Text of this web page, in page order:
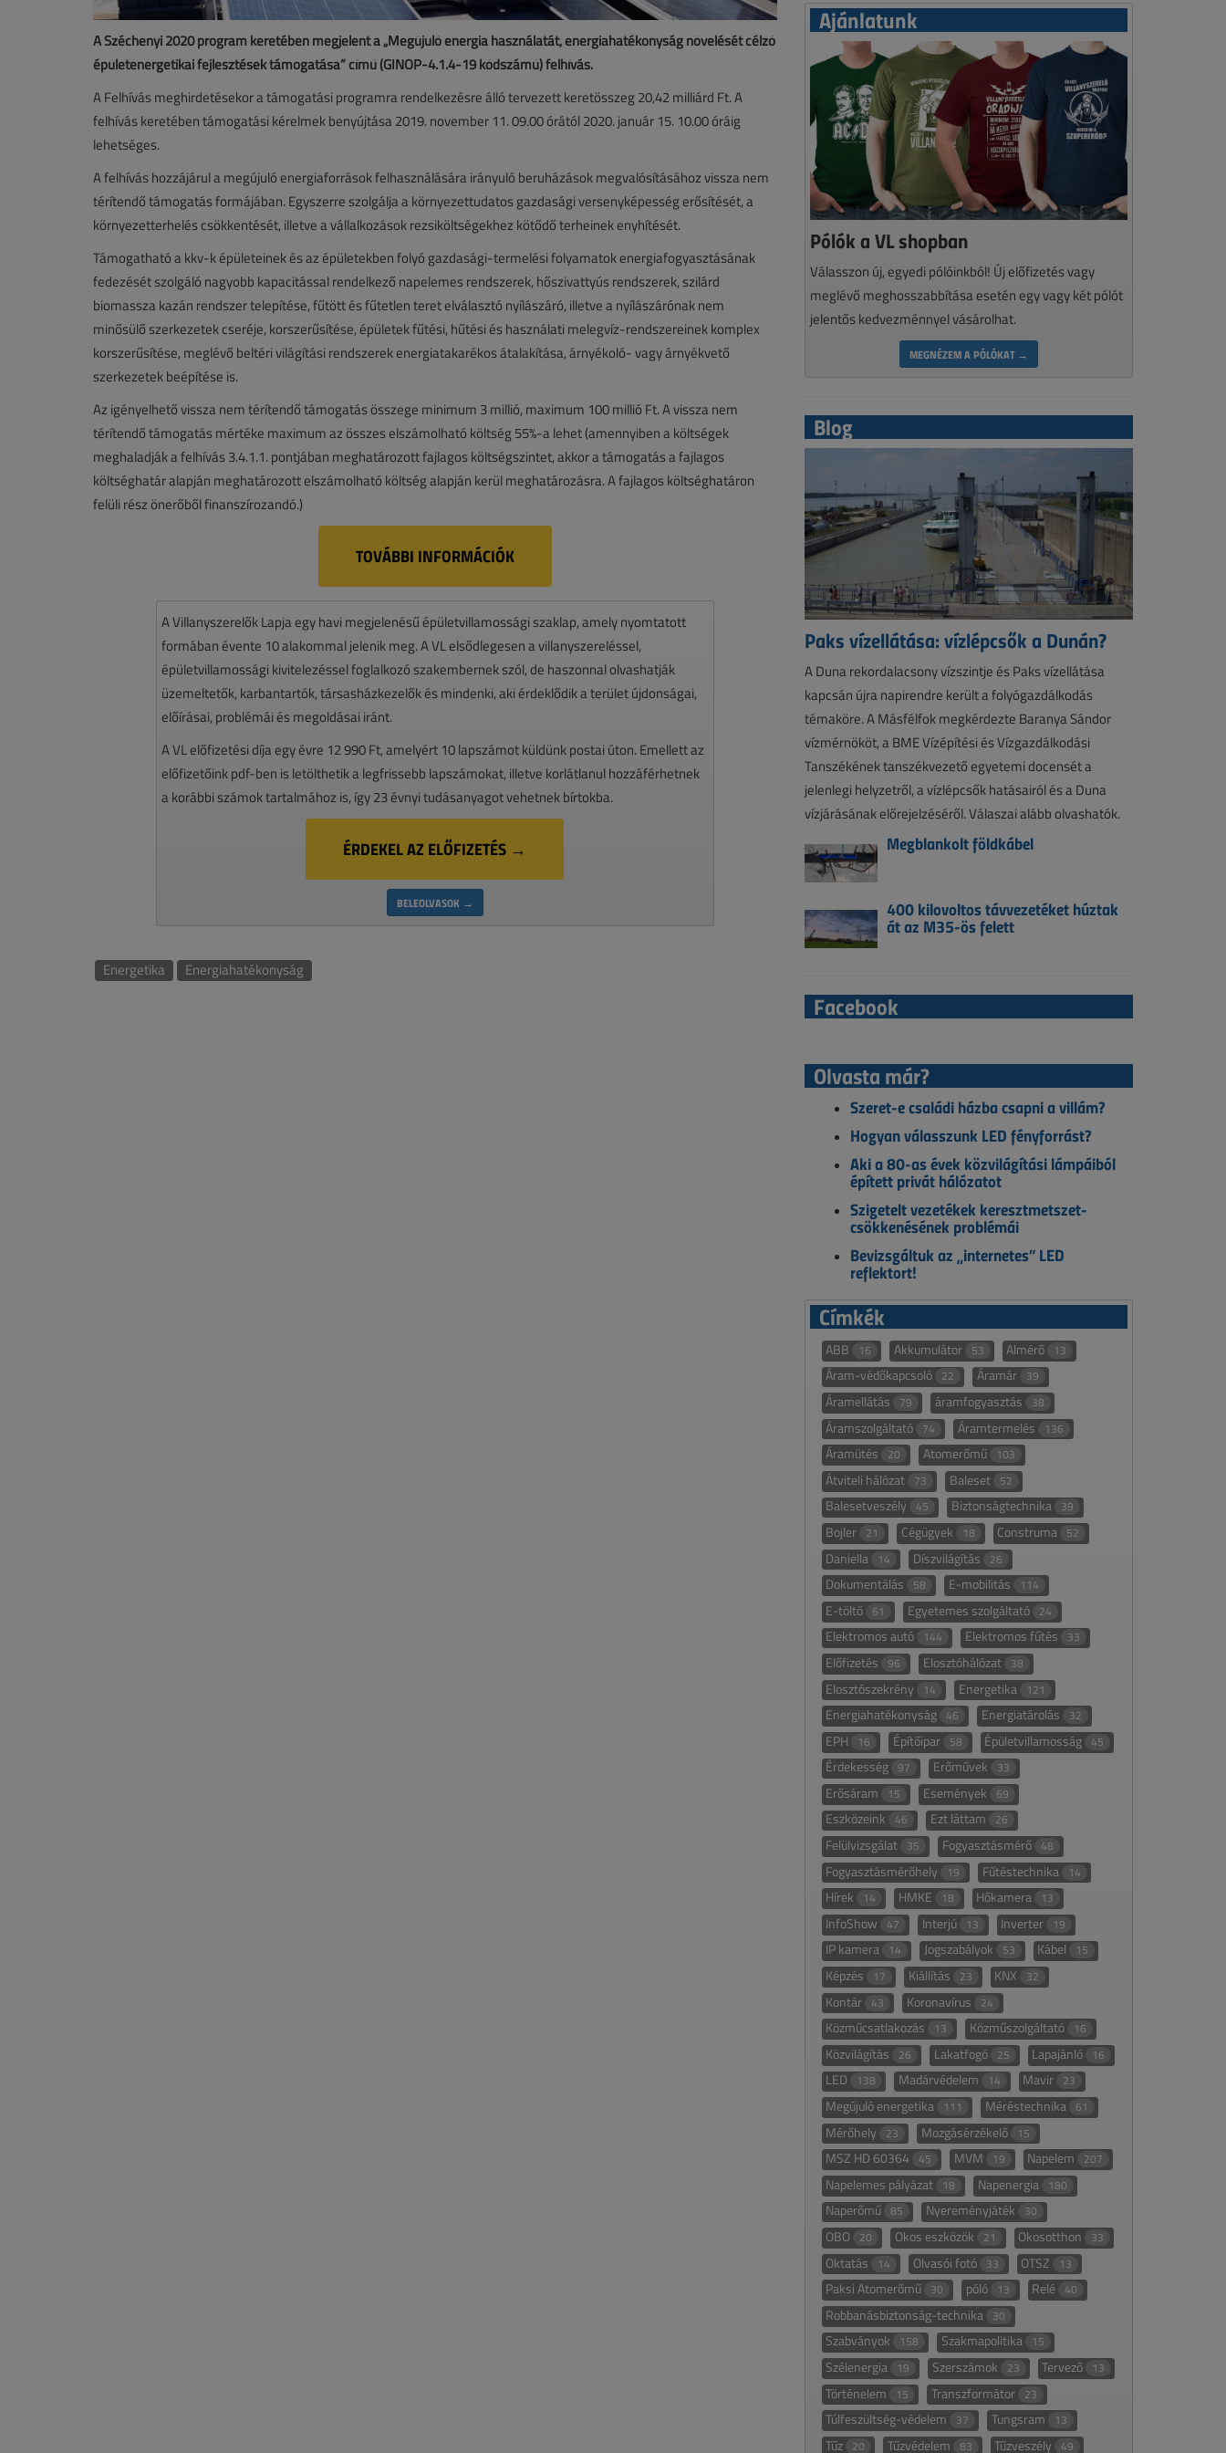
A Széchenyi 2020 program keretében megjelent a „Megújuló energia használatát, energiahatékonyság növelését célzó
épületenergetikai fejlesztések támogatása” című (GINOP-4.1.4-19 kódszámú) felhívás.
A Felhívás meghirdetésekor a támogatási programra rendelkezésre álló tervezett keretösszeg 20,42 milliárd Ft. A
felhívás keretében támogatási kérelmek benyújtása 2019. november 11. 09.00 órától 2020. január 15. 10.00 óráig
lehetséges.
A felhívás hozzájárul a megújuló energiaforrások felhasználására irányuló beruházások megvalósításához vissza nem
térítendő támogatás formájában. Egyszerre szolgálja a környezettudatos gazdasági versenyképesség erősítését, a
környezetterhelés csökkentését, illetve a vállalkozások rezsiköltségekhez kötődő terheinek enyhítését.
Támogatható a kkv-k épületeinek és az épületekben folyó gazdasági-termelési folyamatok energiafogyasztásának
fedezését szolgáló nagyobb kapacitással rendelkező napelemes rendszerek, hőszivattyús rendszerek, szilárd
biomassza kazán rendszer telepítése, fűtött és fűtetlen teret elválasztó nyílászáró, illetve a nyílászárónak nem
minősülő szerkezetek cseréje, korszerűsítése, épületek fűtési, hűtési és használati melegvíz-rendszereinek komplex
korszerűsítése, meglévő beltéri világítási rendszerek energiatakarékos átalakítása, árnyékoló- vagy árnyékvető
szerkezetek beépítése is.
Az igényelhető vissza nem térítendő támogatás összege minimum 3 millió, maximum 100 millió Ft. A vissza nem
térítendő támogatás mértéke maximum az összes elszámolható költség 55%-a lehet (amennyiben a költségek
meghaladják a felhívás 3.4.1.1. pontjában meghatározott fajlagos költségszintet, akkor a támogatás a fajlagos
költséghatár alapján meghatározott elszámolható költség alapján kerül meghatározásra. A fajlagos költséghatáron
felüli rész önerőből finanszírozandó.)
TOVÁBBI INFORMÁCIÓK
A Villanyszerelők Lapja egy havi megjelenésű épületvillamossági szaklap, amely nyomtatott
formában évente 10 alakommal jelenik meg. A VL elsődlegesen a villanyszereléssel,
épületvillamossági kivitelezéssel foglalkozó szakembernek szól, de haszonnal olvashatják
üzemeltetők, karbantartók, társasházkezelők és mindenki, aki érdeklődik a terület újdonságai,
előírásai, problémái és megoldásai iránt.
A VL előfizetési díja egy évre 12 990 Ft, amelyért 10 lapszámot küldünk postai úton. Emellett az
előfizetőink pdf-ben is letölthetik a legfrissebb lapszámokat, illetve korlátlanul hozzáférhetnek
a korábbi számok tartalmához is, így 23 évnyi tudásanyagot vehetnek bírtokba.
ÉRDEKEL AZ ELŐFIZETÉS →
BELEOLVASOK →
Energetika Energiahatékonyság
Ajánlatunk
Pólók a VL shopban
Válasszon új, egyedi pólóinkból! Új előfizetés vagy
meglévő meghosszabbítása esetén egy vagy két pólót
jelentős kedvezménnyel vásárolhat.
MEGNÉZEM A PÓLÓKAT →
Blog
Paks vízellátása: vízlépcsők a Dunán?
A Duna rekordalacsony vízszintje és Paks vízellátása
kapcsán újra napirendre került a folyógazdálkodás
témaköre. A Másfélfok megkérdezte Baranya Sándor
vízmérnököt, a BME Vízépítési és Vízgazdálkodási
Tanszékének tanszékvezető egyetemi docensét a
jelenlegi helyzetről, a vízlépcsők hatásairól és a Duna
vízjárásának előrejelzéséről. Válaszai alább olvashatók.
Megblankolt földkábel
400 kilovoltos távvezetéket húztak
át az M35-ös felett
Facebook
Olvasta már?
Szeret-e családi házba csapni a villám?
Hogyan válasszunk LED fényforrást?
Aki a 80-as évek közvilágítási lámpáiból
épített privát hálózatot
Szigetelt vezetékek keresztmetszet-
csökkenésének problémái
Bevizsgáltuk az „internetes” LED
reflektort!
Címkék
ABB 16 Akkumulátor 53 Almérő 13
Áram-védőkapcsoló 22 Áramár 39
Áramellátás 79 áramfogyasztás 38
Áramszolgáltató 74 Áramtermelés 136
Áramütés 20 Atomerőmű 103
Átviteli hálózat 73 Baleset 52
Balesetveszély 45 Biztonságtechnika 39
Bojler 21 Cégügyek 18 Construma 52
Daniella 14 Díszvilágítás 26
Dokumentálás 58 E-mobilitás 114
E-töltő 61 Egyetemes szolgáltató 24
Elektromos autó 144 Elektromos fűtés 33
Előfizetés 96 Elosztóhálózat 38
Elosztószekrény 14 Energetika 121
Energiahatékonyság 46 Energiatárolás 32
EPH 16 Építőipar 58 Épületvillamosság 45
Érdekesség 97 Erőművek 33
Erősáram 15 Események 69
Eszközeink 46 Ezt láttam 26
Felülvizsgálat 35 Fogyasztásmérő 48
Fogyasztásmérőhely 19 Fűtéstechnika 14
Hírek 14 HMKE 18 Hőkamera 13
InfoShow 47 Interjú 13 Inverter 19
IP kamera 14 Jogszabályok 53 Kábel 15
Képzés 17 Kiállítás 23 KNX 32
Kontár 43 Koronavírus 24
Közműcsatlakozás 13 Közműszolgáltató 16
Közvilágítás 26 Lakatfogó 25 Lapajánló 16
LED 138 Madárvédelem 14 Mavir 23
Megújuló energetika 111 Méréstechnika 61
Mérőhely 23 Mozgásérzékelő 15
MSZ HD 60364 45 MVM 19 Napelem 207
Napelemes pályázat 18 Napenergia 180
Naperőmű 85 Nyereményjáték 30
OBO 20 Okos eszközök 21 Okosotthon 33
Oktatás 14 Olvasói fotó 33 OTSZ 13
Paksi Atomerőmű 30 póló 13 Relé 40
Robbanásbiztonság-technika 30
Szabványok 158 Szakmapolitika 15
Szélenergia 19 Szerszámok 23 Tervező 13
Történelem 15 Transzformátor 23
Túlfeszültség-védelem 37 Tungsram 13
Tűz 20 Tűzvédelem 83 Tűzveszély 49